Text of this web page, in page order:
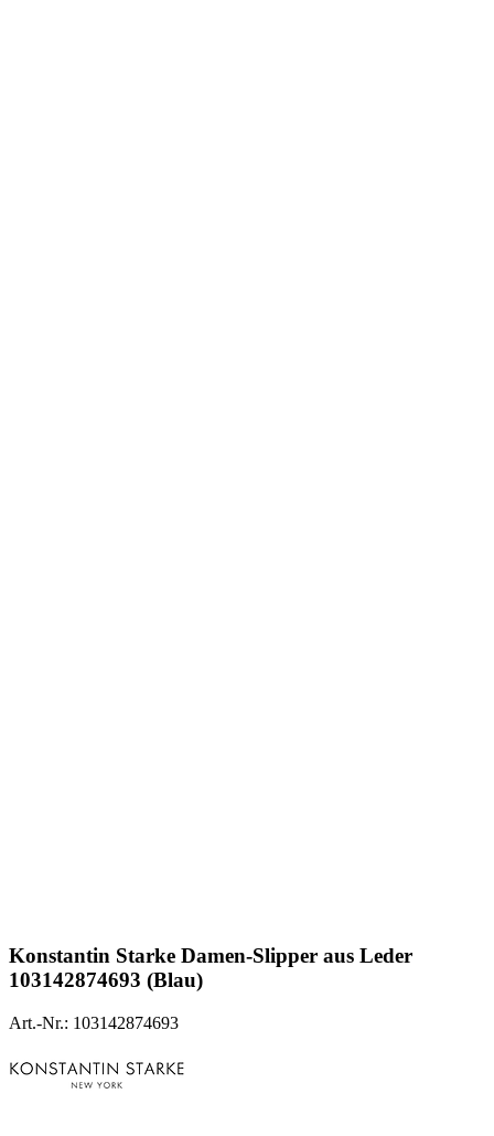
Konstantin Starke Damen-Slipper aus Leder
103142874693 (Blau)
Art.-Nr.: 103142874693